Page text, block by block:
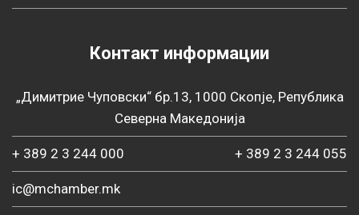
Контакт информации
„Димитрие Чуповски“ бр.13, 1000 Скопје, Република
Северна Македонија
+ 389 2 3 244 000 + 389 2 3 244 055
ic@mchamber.mk